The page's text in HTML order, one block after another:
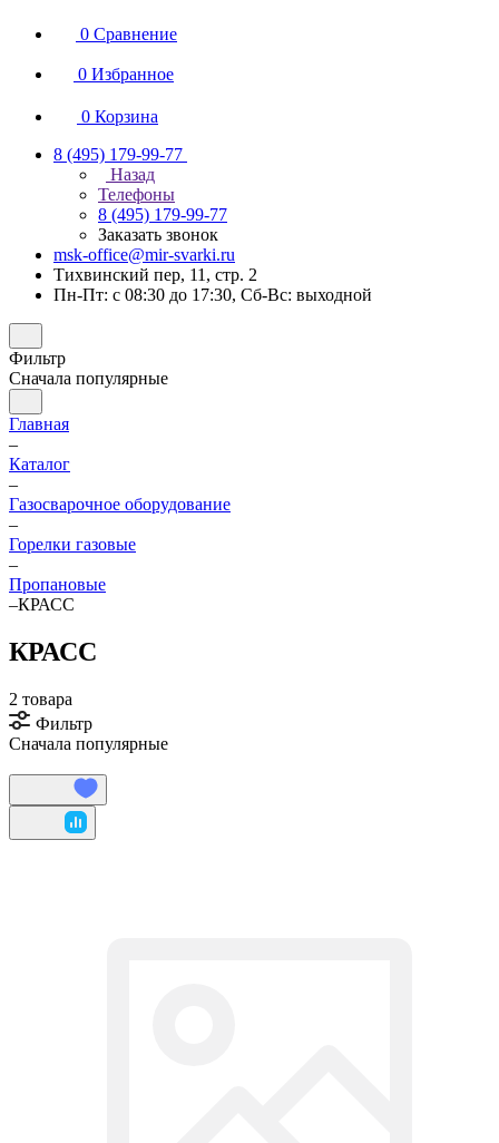
0 Сравнение
0 Избранное
0 Корзина
8 (495) 179-99-77
Назад
Телефоны
8 (495) 179-99-77
Заказать звонок
msk-office@mir-svarki.ru
Тихвинский пер, 11, стр. 2
Пн-Пт: с 08:30 до 17:30, Сб-Вс: выходной
Фильтр
Сначала популярные
Главная
–
Каталог
–
Газосварочное оборудование
–
Горелки газовые
–
Пропановые
–КРАСС
КРАСС
2 товара
Фильтр
Сначала популярные